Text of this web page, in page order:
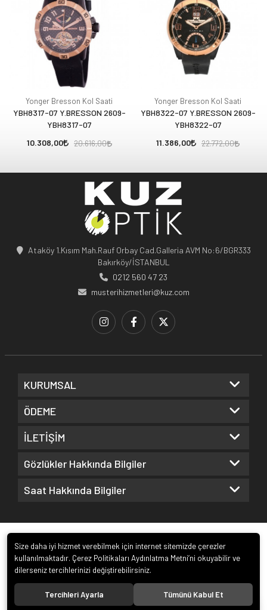
Yonger Bresson Kol Saati
YBH8317-07 Y.BRESSON 2609-
YBH8317-07
10.308,00
20.616,00
Yonger Bresson Kol Saati
YBH8322-07 Y.BRESSON 2609-
YBH8322-07
11.386,00
22.772,00
Ataköy 1.Kısım Mah.Rauf Orbay Cad.Galleria AVM No:6/BGR333
Bakırköy/İSTANBUL
0212 560 47 23
musterihizmetleri@kuz.com
KURUMSAL
ÖDEME
İLETİŞİM
Gözlükler Hakkında Bilgiler
Saat Hakkında Bilgiler
Size daha iyi hizmet verebilmek için internet sitemizde çerezler
kullanılmaktadır. Çerez Politikaları Aydınlatma Metni’ni okuyabilir ve
dilerseniz tercihlerinizi değiştirebilirsiniz.
Tercihleri Ayarla Tümünü Kabul Et